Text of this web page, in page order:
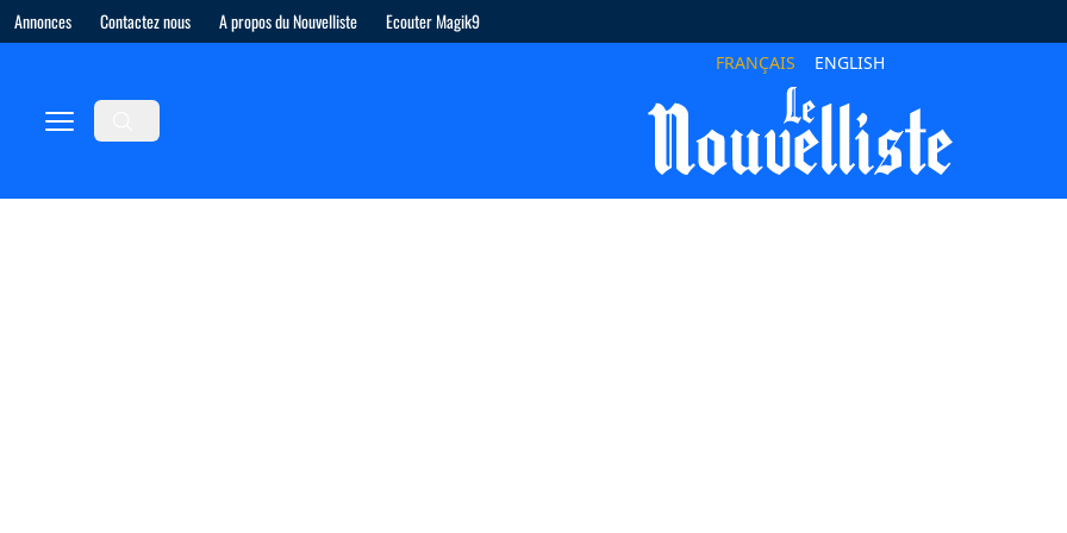
Annonces Contactez nous A propos du Nouvelliste Ecouter Magik9
FRANÇAIS ENGLISH